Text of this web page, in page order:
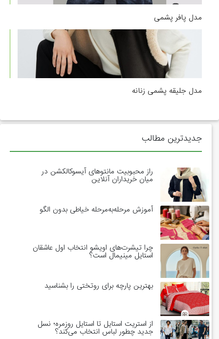
مدل پافر پشمی
مدل جلیقه پشمی زنانه
جدیدترین مطالب
راز محبوبیت مانتوهای آیسوکالکشن در
میان خریداران آنلاین
آموزش مرحله‌به‌مرحله خیاطی بدون الگو
چرا تیشرت‌های اویشو انتخاب اول عاشقان
استایل مینیمال است؟
بهترین پارچه برای روتختی را بشناسید
از استریت استایل تا استایل روزمره؛ نسل
جدید چطور لباس انتخاب می‌کند؟